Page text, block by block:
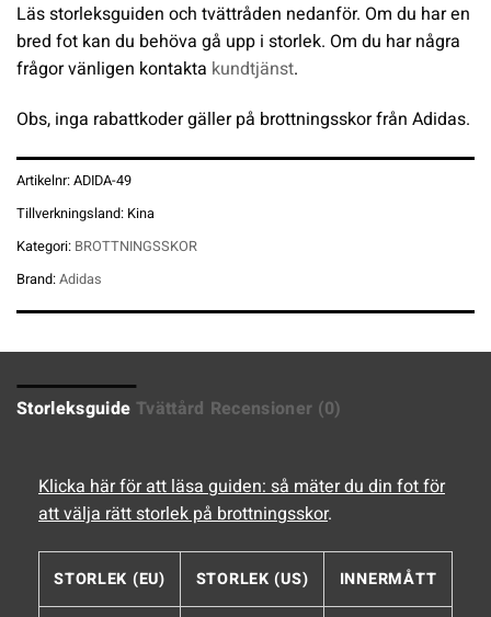
Läs storleksguiden och tvättråden nedanför. Om du har en
bred fot kan du behöva gå upp i storlek. Om du har några
frågor vänligen kontakta kundtjänst.
Obs, inga rabattkoder gäller på brottningsskor från Adidas.
Artikelnr:ADIDA-49
Tillverkningsland: Kina
Kategori: BROTTNINGSSKOR
Brand:Adidas
Storleksguide Tvättård Recensioner (0)
Klicka här för att läsa guiden: så mäter du din fot för
att välja rätt storlek på brottningsskor.
STORLEK (EU) STORLEK (US) INNERMÅTT